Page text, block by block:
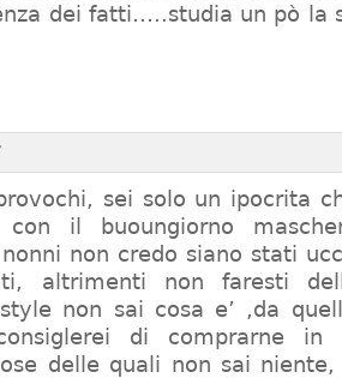
dei fatti…..studia un pò la
sei solo un ipocrita
con il buoungiorno
non credo siano stati
altrimenti non faresti
non sai cosa e’ ,da
di comprarne in
delle quali non sai